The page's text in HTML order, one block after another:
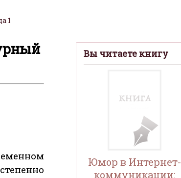
1
Вы читаете книгу
Юмор в Интернет-
коммуникации: